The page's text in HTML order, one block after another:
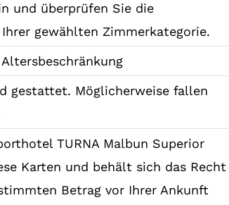
und überprüfen Sie die
Ihrer gewählten Zimmerkategorie.
gestattet. Möglicherweise fallen
TURNA Malbun Superior
Karten und behält sich das Recht
Betrag vor Ihrer Ankunft